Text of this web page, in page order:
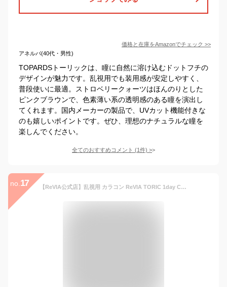
価格と在庫をAmazonでチェック >>
アネルバ(40代・男性)
TOPARDSトーリックは、瞳に自然に溶け込むドットフチの
デザインが魅力です。乱視用でも装用感が安定しやすく、
普段使いに最適。ストロベリークォーツはほんのりとした
ピンクブラウンで、色素薄い系の透明感のある瞳を演出し
てくれます。国内メーカーの製品で、UVカット機能付きな
のも嬉しいポイントです。ぜひ、理想のナチュラルな瞳を
楽しんでください。
全てのおすすめコメント (1件) >
no. 17 【ReVIA公式店】乱視用 カラコン ReVIA TORIC 1day CIRCLE 【10枚入り】ブラウン PWR:-5.50 CYL:-2.25D AXIS:180°【度あり/度なし】レヴィア トーリック ワンデー サークル Brown KIM CHAEWON（キム・チェウォン）